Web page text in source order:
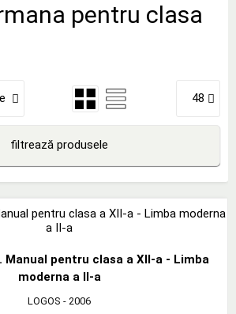
pentru clasa
48
filtrează produsele
Manual pentru clasa a XII-a - Limba
moderna a II-a
LOGOS - 2006